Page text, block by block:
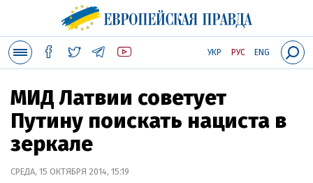
УКР РУС ENG
МИД Латвии советует
Путину поискать нациста в
зеркале
СРЕДА, 15 ОКТЯБРЯ 2014, 15:19